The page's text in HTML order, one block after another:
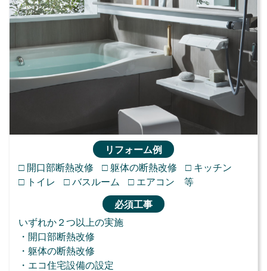
リフォーム例
□ 開口部断熱改修
□ 躯体の断熱改修
□ キッチン
□ トイレ
□ バスルーム □ エアコン 等
必須工事
いずれか ２ つ以上の実施
・開口部断熱改修
・躯体の断熱改修
・エコ住宅設備の設定